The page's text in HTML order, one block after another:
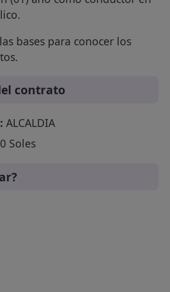
bases para conocer los
contrato
ALCALDIA
Soles